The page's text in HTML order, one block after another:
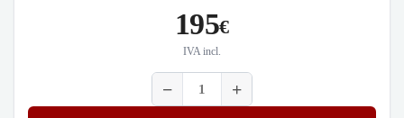
195€
IVA incl.